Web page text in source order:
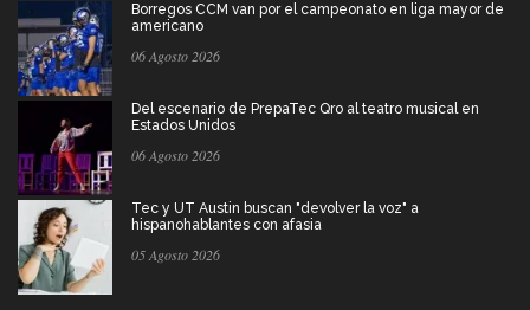
Borregos CCM van por el campeonato en liga mayor de
americano
06 Agosto 2026
Del escenario de PrepaTec Qro al teatro musical en
Estados Unidos
06 Agosto 2026
Tec y UT Austin buscan "devolver la voz" a
hispanohablantes con afasia
05 Agosto 2026